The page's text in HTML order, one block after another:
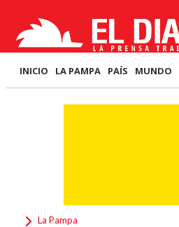
INICIO LA PAMPA PAÍS MUNDO
La Pampa